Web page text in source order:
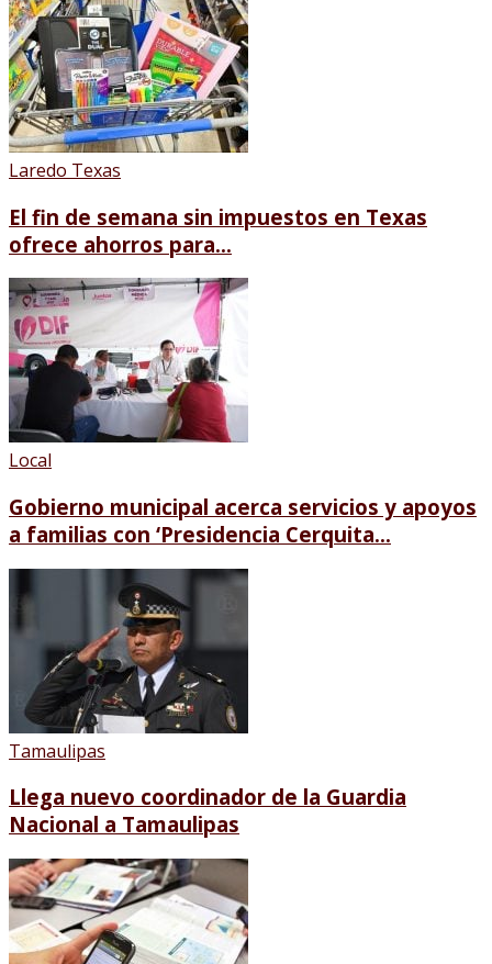
Laredo Texas
El fin de semana sin impuestos en Texas
ofrece ahorros para...
Local
Gobierno municipal acerca servicios y apoyos
a familias con ‘Presidencia Cerquita...
Tamaulipas
Llega nuevo coordinador de la Guardia
Nacional a Tamaulipas